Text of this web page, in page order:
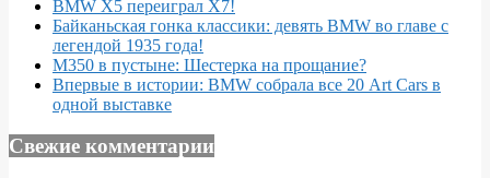
BMW X5 переиграл X7!
Байканьская гонка классики: девять BMW во главе с
легендой 1935 года!
M350 в пустыне: Шестерка на прощание?
Впервые в истории: BMW собрала все 20 Art Cars в
одной выставке
Свежие комментарии